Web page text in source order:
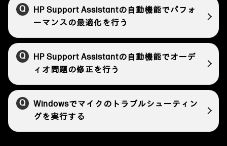
HP Support Assistantの自動機能でパフォ
ーマンスの最適化を行う
HP Support Assistantの自動機能でオーデ
ィオ問題の修正を行う
Windowsでマイクのトラブルシューティン
グを実行する